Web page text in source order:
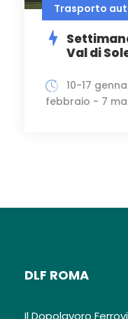
Trasporto
Val di
10-17
febbraio - 7
DLF ROMA
Il Dopolavoro